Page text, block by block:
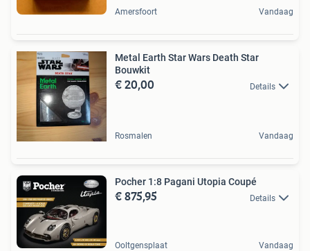
Amersfoort Vandaag
Metal Earth Star Wars Death Star
Bouwkit
€ 20,00 Details
Rosmalen Vandaag
Pocher 1:8 Pagani Utopia Coupé
€ 875,95 Details
Ooltgensplaat Vandaag